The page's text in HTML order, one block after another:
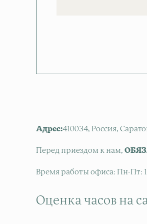
Адрес:410034, Россия,
Перед приездом к нам,
Время работы офиса: Пн-Пт:
Оценка часов на